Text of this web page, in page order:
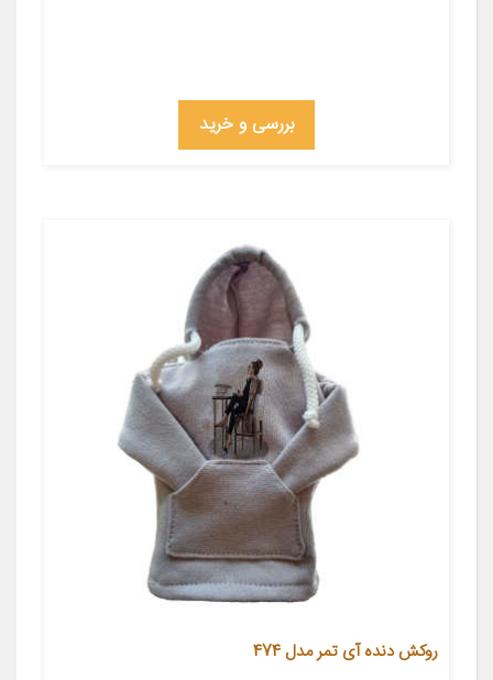
بررسی و خرید
روکش دنده آی تمر مدل 474